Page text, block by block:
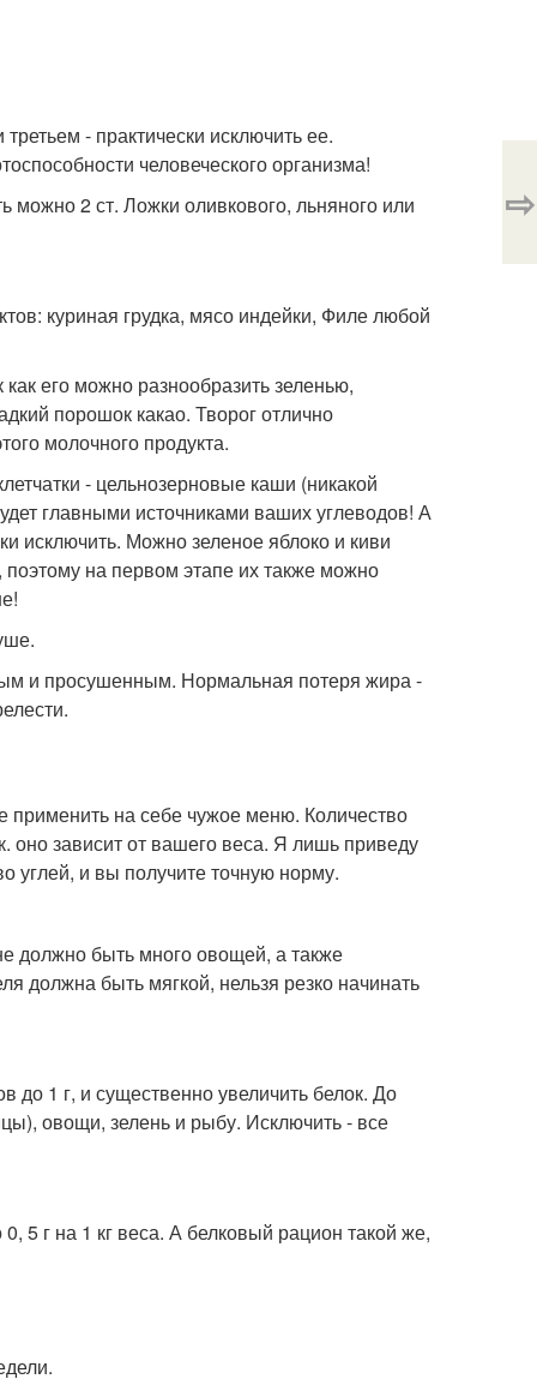
- практически исключить ее.
человеческого организма!
можно 2 ст. Ложки оливкового, льняного или
куриная грудка, мясо индейки, Филе любой
его можно разнообразить зеленью,
порошок какао. Творог отлично
молочного продукта.
- цельнозерновые каши (никакой
главными источниками ваших углеводов! А
исключить. Можно зеленое яблоко и киви
поэтому на первом этапе их также можно
и просушенным. Нормальная потеря жира -
применить на себе чужое меню. Количество
оно зависит от вашего веса. Я лишь приведу
углей, и вы получите точную норму.
должно быть много овощей, а также
должна быть мягкой, нельзя резко начинать
до 1 г, и существенно увеличить белок. До
овощи, зелень и рыбу. Исключить - все
5 г на 1 кг веса. А белковый рацион такой же,
⇨